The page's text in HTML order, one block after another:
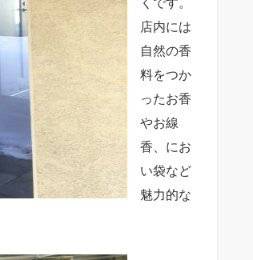
店内には
自然の香
料をつか
ったお香
やお線
香、にお
い袋など
魅力的な